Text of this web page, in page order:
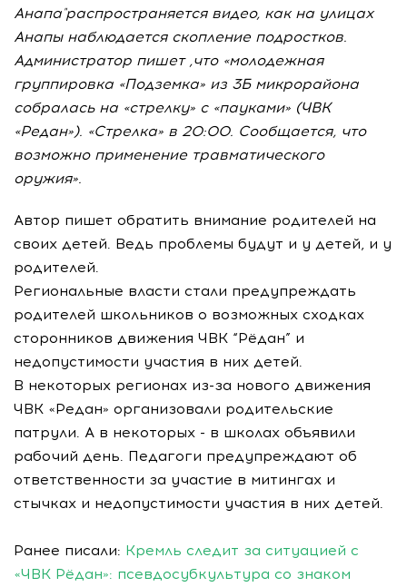
Анапа"распространяется видео, как на улицах
Анапы наблюдается скопление подростков.
Администратор пишет ,что «молодежная
группировка «Подземка» из 3Б микрорайона
собралась на «стрелку» с «пауками» (ЧВК
«Редан»). «Стрелка» в 20:00. Сообщается, что
возможно применение травматического
оружия».
Автор пишет обратить внимание родителей на
своих детей. Ведь проблемы будут и у детей, и у
родителей.
Региональные власти стали предупреждать
родителей школьников о возможных сходках
сторонников движения ЧВК “Рёдан” и
недопустимости участия в них детей.
В некоторых регионах из-за нового движения
ЧВК «Редан» организовали родительские
патрули. А в некоторых - в школах объявили
рабочий день. Педагоги предупреждают об
ответственности за участие в митингах и
стычках и недопустимости участия в них детей.
Ранее писали: Кремль следит за ситуацией с
«ЧВК Рёдан»: псевдосубкультура со знаком